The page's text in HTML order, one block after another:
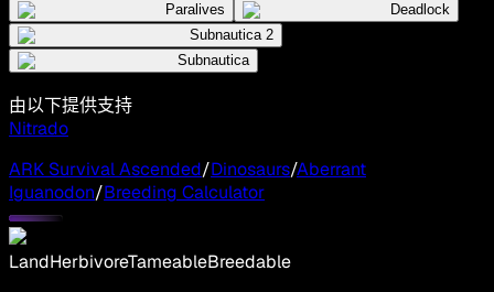
Paralives
Deadlock
Subnautica 2
Subnautica
由以下提供支持
Nitrado
ARK Survival Ascended/Dinosaurs/Aberrant
Iguanodon/Breeding Calculator
LandHerbivoreTameableBreedable